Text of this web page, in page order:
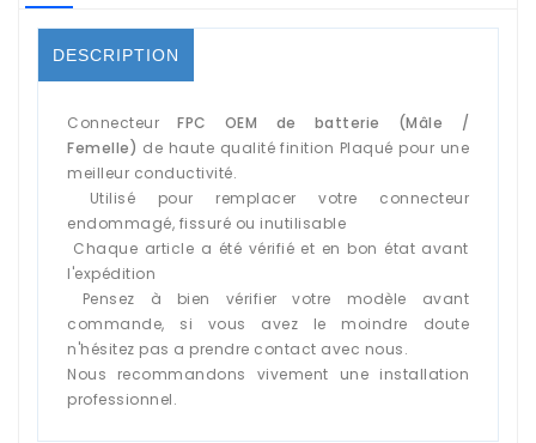
DESCRIPTION
Connecteur FPC OEM de batterie (Mâle /
Femelle) de haute qualité finition Plaqué pour une
meilleur conductivité.
Utilisé pour remplacer votre connecteur
endommagé, fissuré ou inutilisable
Chaque article a été vérifié et en bon état avant
l'expédition
Pensez à bien vérifier votre modèle avant
commande, si vous avez le moindre doute
n'hésitez pas a prendre contact avec nous.
Nous recommandons vivement une installation
professionnel.